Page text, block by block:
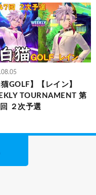
猫GOLF】【レイン】
TOURNAMENT 第
２次予選